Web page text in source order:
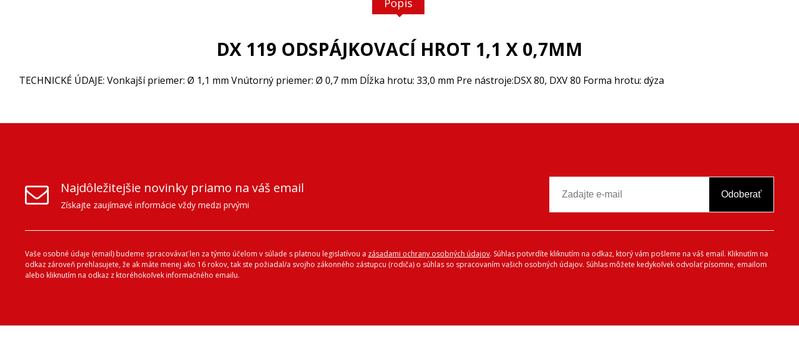
Popis
DX 119 ODSPÁJKOVACÍ HROT 1,1 X 0,7MM
TECHNICKÉ ÚDAJE: Vonkajší priemer: Ø 1,1 mm Vnútorný priemer: Ø 0,7 mm Dĺžka hrotu: 33,0 mm Pre nástroje:DSX 80, DXV 80 Forma hrotu: dýza
Najdôležitejšie novinky priamo na váš email
Získajte zaujímavé informácie vždy medzi prvými
Odoberať
Vaše osobné údaje (email) budeme spracovávať len za týmto účelom v súlade s platnou legislatívou a zásadami ochrany osobných údajov. Súhlas potvrdíte kliknutím na odkaz, ktorý vám pošleme na váš email. Kliknutím na
odkaz zároveň prehlasujete, že ak máte menej ako 16 rokov, tak ste požiadal/a svojho zákonného zástupcu (rodiča) o súhlas so spracovaním vašich osobných údajov. Súhlas môžete kedykoľvek odvolať písomne, emailom
alebo kliknutím na odkaz z ktoréhokoľvek informačného emailu.